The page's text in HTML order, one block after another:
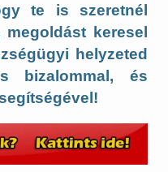
te is szeretnél
megoldást keresel
helyzeted
bizalommal, és